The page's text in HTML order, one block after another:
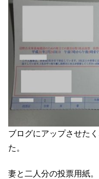
ブログにアップさせた
た。
妻と二人分の投票用紙。